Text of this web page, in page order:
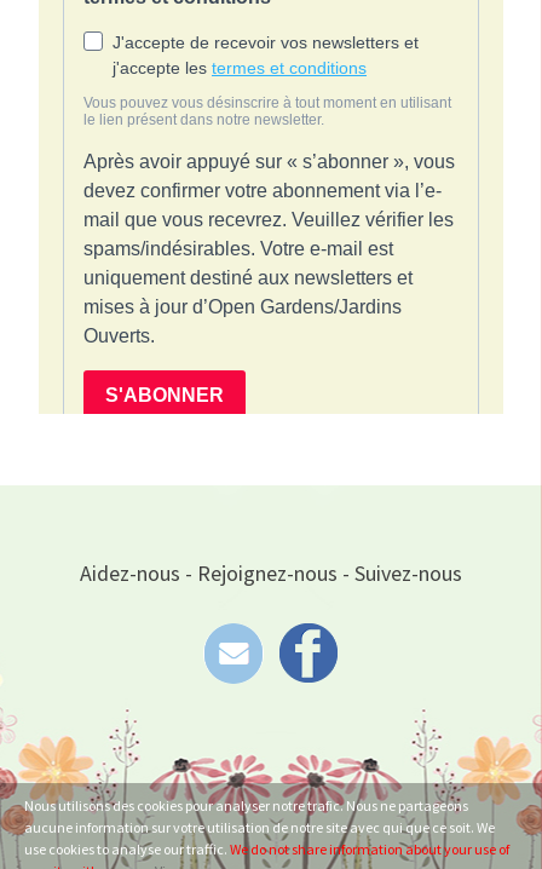
Aidez-nous - Rejoignez-nous - Suivez-nous
Nous utilisons des cookies pour analyser notre trafic. Nous ne partageons
aucune information sur votre utilisation de notre site avec qui que ce soit. We
use cookies to analyse our traffic. We do not share information about your use of